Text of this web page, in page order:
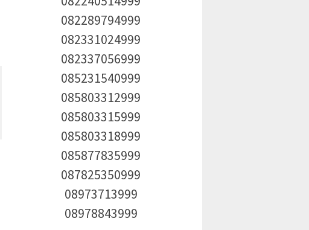
082289794999
082331024999
082337056999
085231540999
085803312999
085803315999
085803318999
085877835999
087825350999
08973713999
08978843999